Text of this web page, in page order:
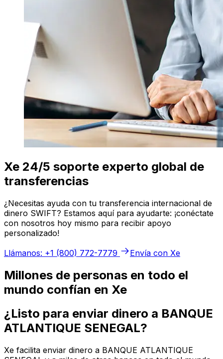
Xe 24/5 soporte experto global de
transferencias
¿Necesitas ayuda con tu transferencia internacional de
dinero SWIFT? Estamos aquí para ayudarte: ¡conéctate
con nosotros hoy mismo para recibir apoyo
personalizado!
Llámanos: +1 (800) 772-7779
Envía con Xe
Millones de personas en todo el
mundo confían en Xe
¿Listo para enviar dinero a BANQUE
ATLANTIQUE SENEGAL?
Xe facilita enviar dinero a BANQUE ATLANTIQUE